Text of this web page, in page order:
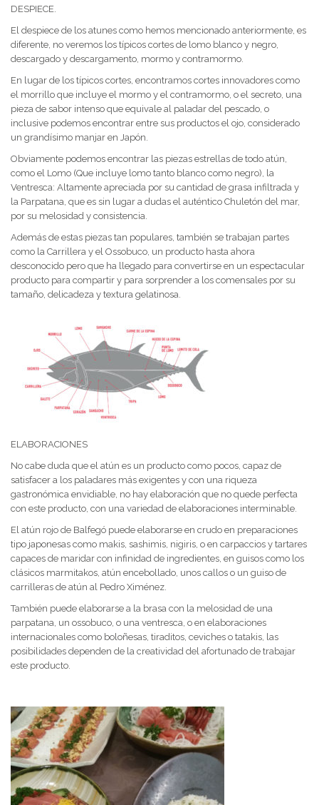
DESPIECE.
El despiece de los atunes como hemos mencionado anteriormente, es
diferente, no veremos los típicos cortes de lomo blanco y negro,
descargado y descargamento, mormo y contramormo.
En lugar de los típicos cortes, encontramos cortes innovadores como
el morrillo que incluye el mormo y el contramormo, o el secreto, una
pieza de sabor intenso que equivale al paladar del pescado, o
inclusive podemos encontrar entre sus productos el ojo, considerado
un grandísimo manjar en Japón.
Obviamente podemos encontrar las piezas estrellas de todo atún,
como el Lomo (Que incluye lomo tanto blanco como negro), la
Ventresca: Altamente apreciada por su cantidad de grasa infiltrada y
la Parpatana, que es sin lugar a dudas el auténtico Chuletón del mar,
por su melosidad y consistencia.
Además de estas piezas tan populares, también se trabajan partes
como la Carrillera y el Ossobuco, un producto hasta ahora
desconocido pero que ha llegado para convertirse en un espectacular
producto para compartir y para sorprender a los comensales por su
tamaño, delicadeza y textura gelatinosa.
ELABORACIONES
No cabe duda que el atún es un producto como pocos, capaz de
satisfacer a los paladares más exigentes y con una riqueza
gastronómica envidiable, no hay elaboración que no quede perfecta
con este producto, con una variedad de elaboraciones interminable.
El atún rojo de Balfegó puede elaborarse en crudo en preparaciones
tipo japonesas como makis, sashimis, nigiris, o en carpaccios y tartares
capaces de maridar con infinidad de ingredientes, en guisos como los
clásicos marmitakos, atún encebollado, unos callos o un guiso de
carrilleras de atún al Pedro Ximénez.
También puede elaborarse a la brasa con la melosidad de una
parpatana, un ossobuco, o una ventresca, o en elaboraciones
internacionales como boloñesas, tiraditos, ceviches o tatakis, las
posibilidades dependen de la creatividad del afortunado de trabajar
este producto.